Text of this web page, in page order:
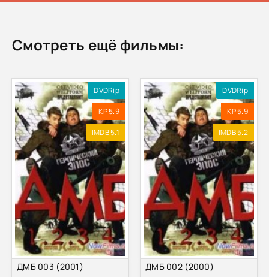
Смотреть ещё фильмы:
DVDRip
KP 5.9
IMDB 5.1
ДМБ 003 (2001)
DVDRip
KP 5.9
IMDB 5.2
ДМБ 002 (2000)